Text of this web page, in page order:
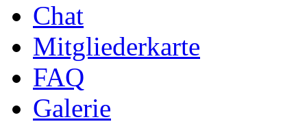
Chat
Mitgliederkarte
FAQ
Galerie